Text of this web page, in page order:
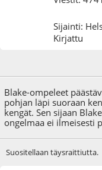
Sijainti:
Kirjattu
Blake-ompeleet
pohjan läpi suoraan
kengät. Sen sijaan
ongelmaa ei ilmeisesti
Suositellaan täysraittiutta.